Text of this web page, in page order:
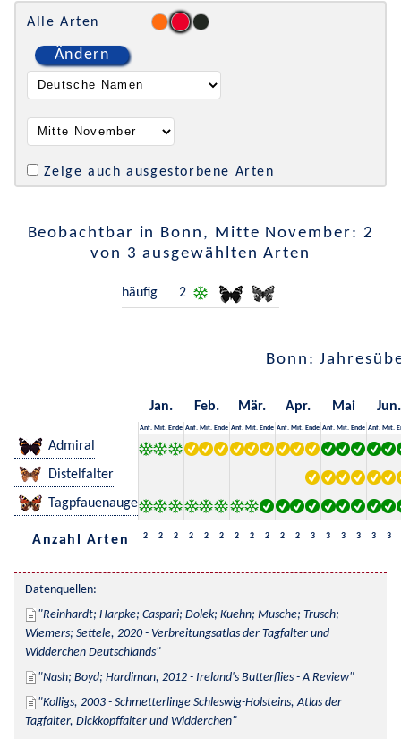
Alle Arten
Ändern
Zeige auch ausgestorbene Arten
Beobachtbar in Bonn, Mitte November: 2
von 3 ausgewählten Arten
häufig 2
Bonn:
Jan. Feb. Mär. Apr. Mai Jun.
Anf. Mit. Ende Anf. Mit. Ende Anf. Mit. Ende Anf. Mit. Ende Anf. Mit. Ende Anf. Mit.
Admiral
Distelfalter
Tagpfauenauge
Anzahl Arten 2 2 2 2 2 2 2 2 2 2 2 3 3 3 3 3 3
Datenquellen:
Reinhardt; Harpke; Caspari; Dolek; Kuehn; Musche; Trusch;
Wiemers; Settele, 2020 - Verbreitungsatlas der Tagfalter und
Widderchen Deutschlands
Nash; Boyd; Hardiman, 2012 - Ireland's Butterflies - A Review
Kolligs, 2003 - Schmetterlinge Schleswig-Holsteins, Atlas der
Tagfalter, Dickkopffalter und Widderchen